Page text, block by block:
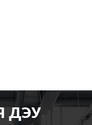
ДЭУ